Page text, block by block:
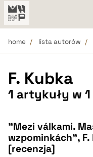
home lista autorów
F. Kubka
1 artykuły w
"Mezi válkami.
wzpominkách", F.
[recenzja]